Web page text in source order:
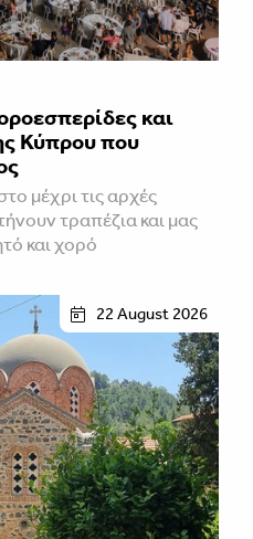
και
Κύπρου που
μέχρι τις αρχές
τραπέζια και μας
και χορό
22 August 2026